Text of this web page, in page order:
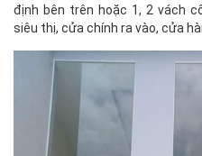
định bên trên hoặc 1, 2 vách
siêu thị, cửa chính ra vào, cửa